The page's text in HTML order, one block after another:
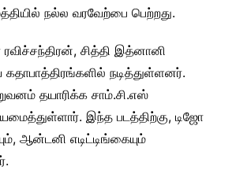
நல்ல வரவேற்பை பெற்றது.
சித்தி இத்னானி
கதாபாத்திரங்களில் நடித்துள்ளனர்.
தயாரிக்க சாம்.சி.எஸ்
இந்த படத்திற்கு, டிஜோ
ஆன்டனி எடிட்டிங்கையும்